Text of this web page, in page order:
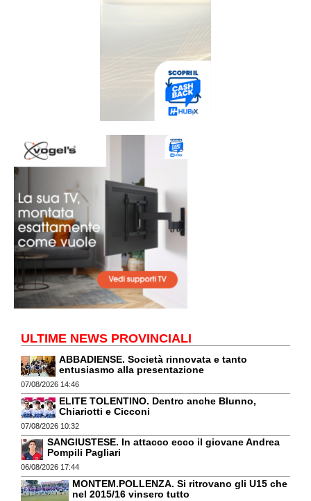
ULTIME NEWS PROVINCIALI
ABBADIENSE. Società rinnovata e tanto
entusiasmo alla presentazione
07/08/2026 14:46
ELITE TOLENTINO. Dentro anche Blunno,
Chiariotti e Cicconi
07/08/2026 10:32
SANGIUSTESE. In attacco ecco il giovane Andrea
Pompili Pagliari
06/08/2026 17:44
MONTEM.POLLENZA. Si ritrovano gli U15 che
nel 2015/16 vinsero tutto